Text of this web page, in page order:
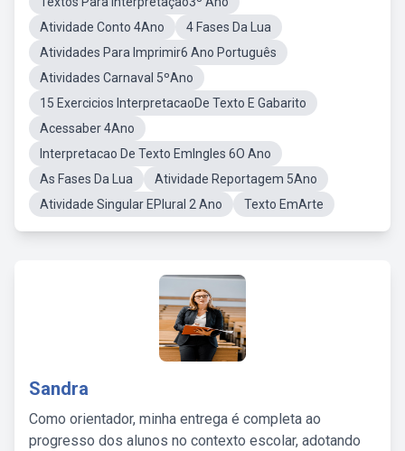
Atividade Conto 4Ano
4 Fases Da Lua
Atividades Para Imprimir6 Ano Português
Atividades Carnaval 5ºAno
15 Exercicios InterpretacaoDe Texto E Gabarito
Acessaber 4Ano
Interpretacao De Texto EmIngles 6O Ano
As Fases Da Lua
Atividade Reportagem 5Ano
Atividade Singular EPlural 2 Ano
Texto EmArte
Sandra
Como orientador, minha entrega é completa ao
progresso dos alunos no contexto escolar, adotando